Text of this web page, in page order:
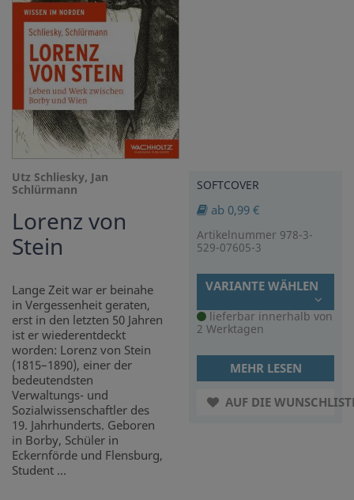
Utz Schliesky, Jan
Schlürmann
Lorenz von
Stein
Lange Zeit war er beinahe
in Vergessenheit geraten,
erst in den letzten 50 Jahren
ist er wiederentdeckt
worden: Lorenz von Stein
(1815–1890), einer der
bedeutendsten
Verwaltungs- und
Sozialwissenschaftler des
19. Jahrhunderts. Geboren
in Borby, Schüler in
Eckernförde und Flensburg,
Student ...
SOFTCOVER
ab 0,99 €
Artikelnummer 978-3-
529-07605-3
VARIANTE WÄHLEN
lieferbar innerhalb von
2 Werktagen
MEHR LESEN
AUF DIE